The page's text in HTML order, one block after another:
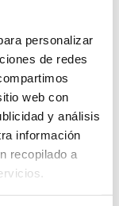
personalizar
de redes
web con
y análisis
información
recopilado a
casillas y muy
así que
deprimido.
a griego.